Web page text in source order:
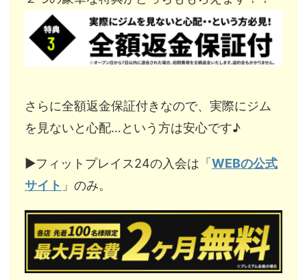
さらに全額返金保証付きなので、実際にジム
を見ないと心配…という方は安心です♪
▶︎フィットプレイス24の入会は「 WEBの公式
サイト 」のみ。